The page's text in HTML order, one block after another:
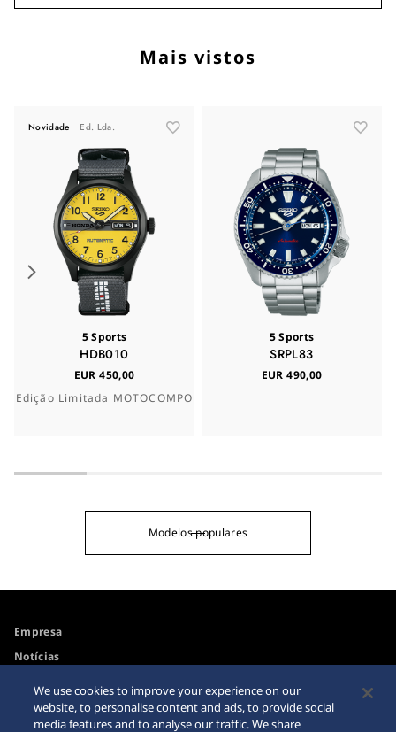
Mais vistos
Novidade Ed. Lda.
5 Sports
HDB010
EUR 450,00
Edição Limitada MOTOCOMPO
5 Sports
SRPL83
EUR 490,00
Modelos populares
Empresa
Notícias
We use cookies to improve your experience on our
website, to personalise content and ads, to provide social
media features and to analyse our traffic. We share